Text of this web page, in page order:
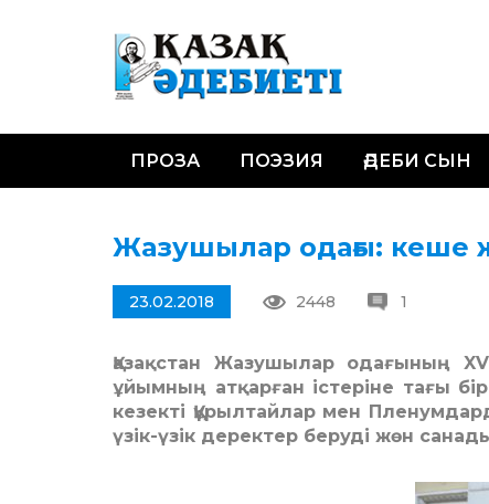
ПРОЗА ПОЭЗИЯ ӘДЕБИ СЫН
Жазушылар одағы: кеше
23.02.2018 2448 1
Қазақстан Жазушылар одағының
ұйымның атқарған істеріне тағы
кезекті Құрылтайлар мен
үзік-үзік деректер беруді жөн